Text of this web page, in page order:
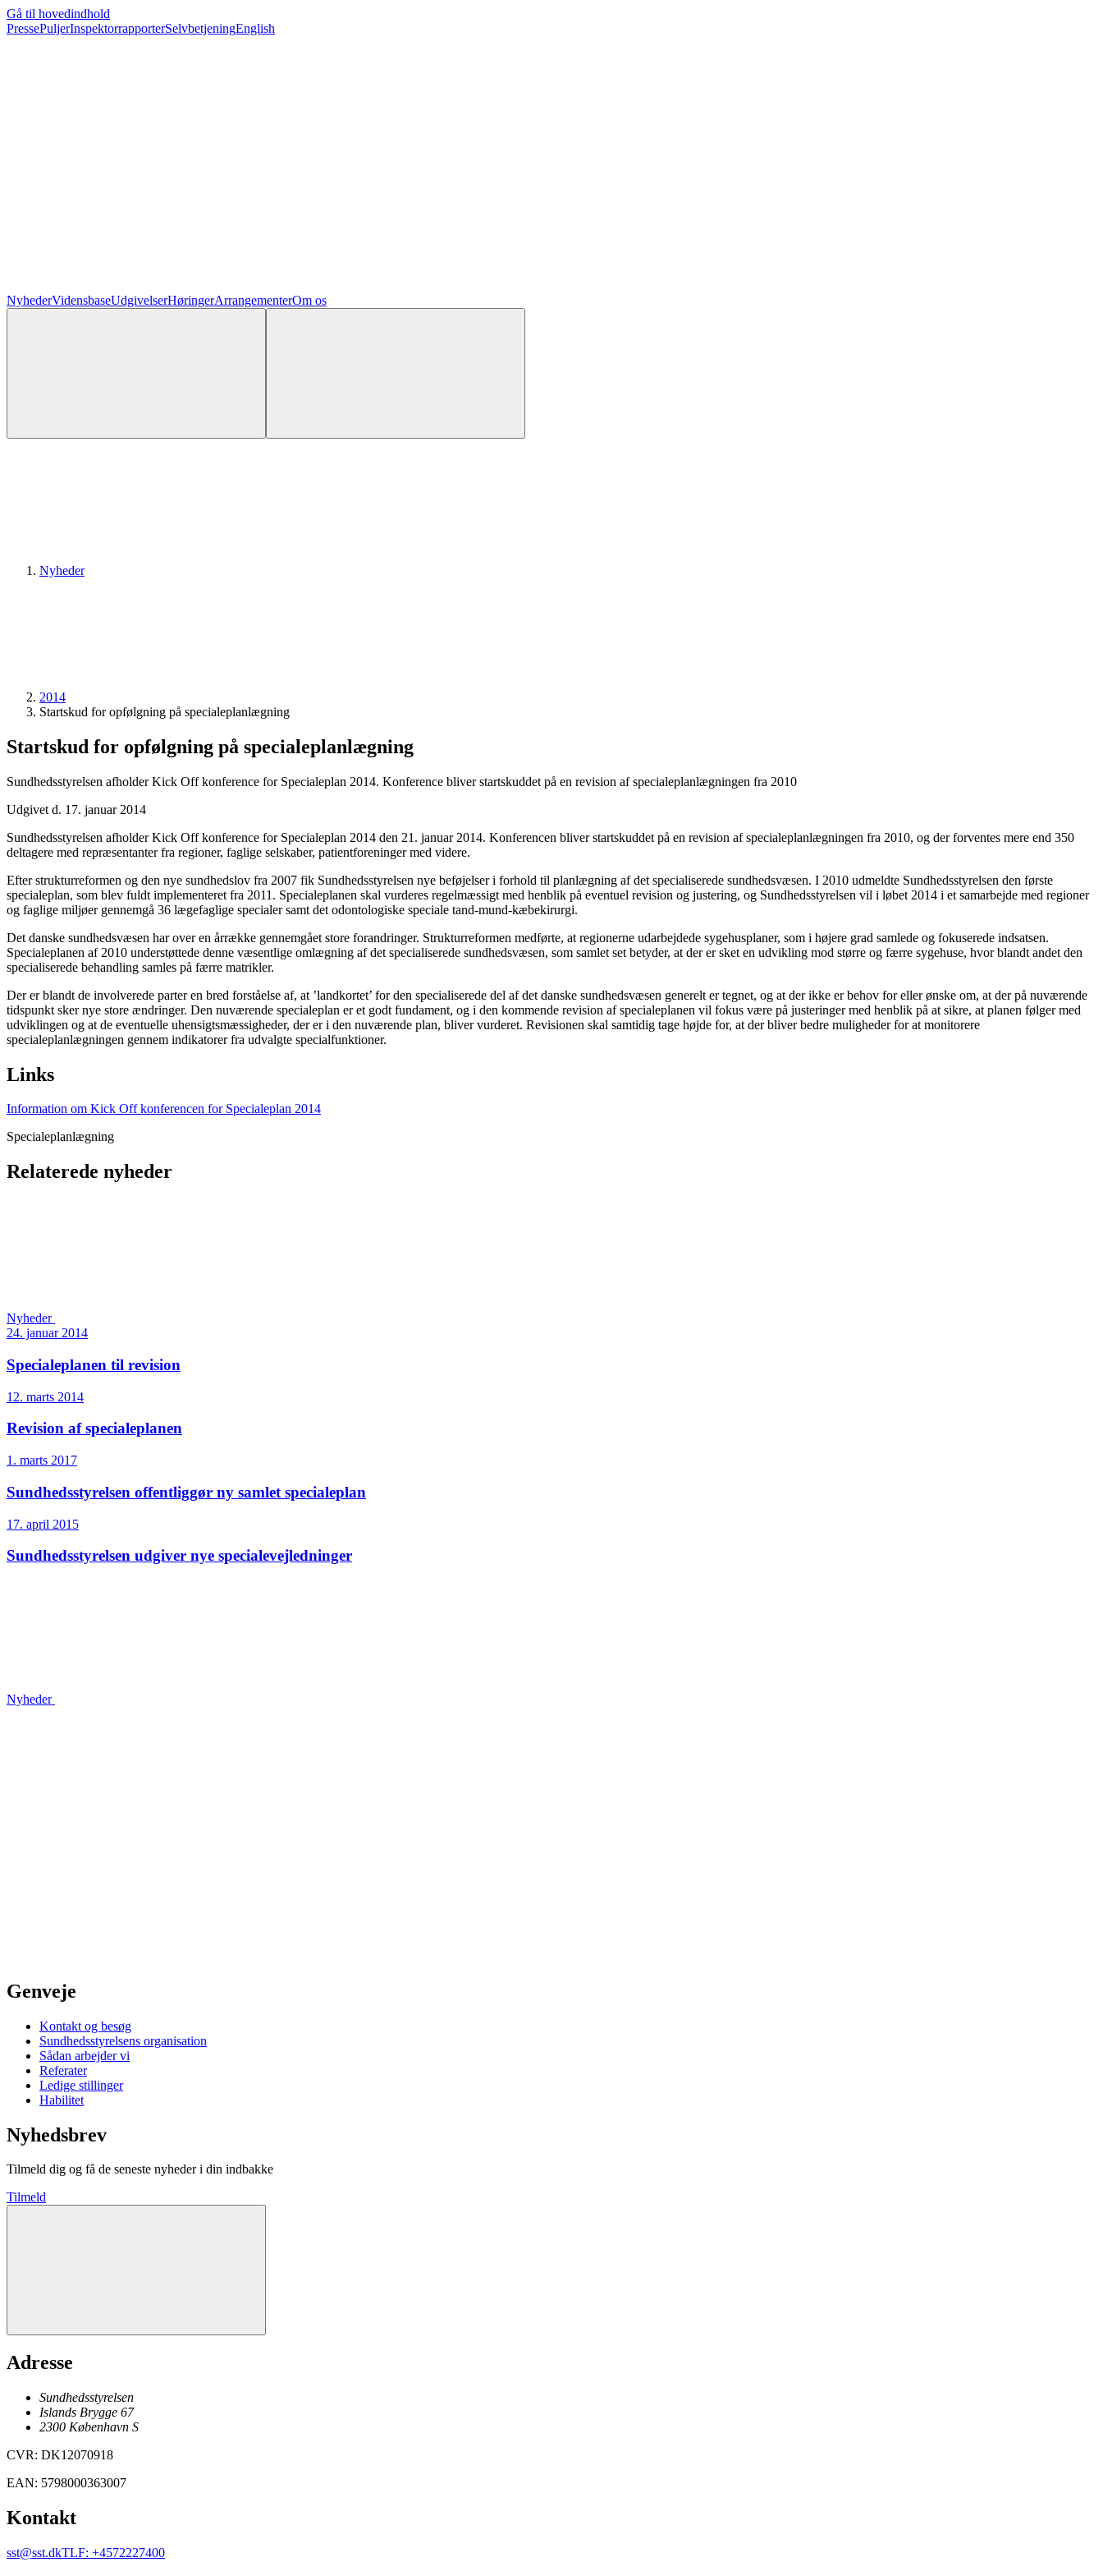
Gå til hovedindhold
PressePuljerInspektorrapporterSelvbetjeningEnglish
NyhederVidensbaseUdgivelserHøringerArrangementerOm os
Nyheder
2014
Startskud for opfølgning på specialeplanlægning
Startskud for opfølgning på specialeplanlægning
Sundhedsstyrelsen afholder Kick Off konference for Specialeplan 2014. Konference bliver startskuddet på en revision af specialeplanlægningen fra 2010
Udgivet d. 17. januar 2014
Sundhedsstyrelsen afholder Kick Off konference for Specialeplan 2014 den 21. januar 2014. Konferencen bliver startskuddet på en revision af specialeplanlægningen fra 2010, og der forventes mere end 350
deltagere med repræsentanter fra regioner, faglige selskaber, patientforeninger med videre.
Efter strukturreformen og den nye sundhedslov fra 2007 fik Sundhedsstyrelsen nye beføjelser i forhold til planlægning af det specialiserede sundhedsvæsen. I 2010 udmeldte Sundhedsstyrelsen den første
specialeplan, som blev fuldt implementeret fra 2011. Specialeplanen skal vurderes regelmæssigt med henblik på eventuel revision og justering, og Sundhedsstyrelsen vil i løbet 2014 i et samarbejde med regioner
og faglige miljøer gennemgå 36 lægefaglige specialer samt det odontologiske speciale tand-mund-kæbekirurgi.
Det danske sundhedsvæsen har over en årrække gennemgået store forandringer. Strukturreformen medførte, at regionerne udarbejdede sygehusplaner, som i højere grad samlede og fokuserede indsatsen.
Specialeplanen af 2010 understøttede denne væsentlige omlægning af det specialiserede sundhedsvæsen, som samlet set betyder, at der er sket en udvikling mod større og færre sygehuse, hvor blandt andet den
specialiserede behandling samles på færre matrikler.
Der er blandt de involverede parter en bred forståelse af, at ’landkortet’ for den specialiserede del af det danske sundhedsvæsen generelt er tegnet, og at der ikke er behov for eller ønske om, at der på nuværende
tidspunkt sker nye store ændringer. Den nuværende specialeplan er et godt fundament, og i den kommende revision af specialeplanen vil fokus være på justeringer med henblik på at sikre, at planen følger med
udviklingen og at de eventuelle uhensigtsmæssigheder, der er i den nuværende plan, bliver vurderet. Revisionen skal samtidig tage højde for, at der bliver bedre muligheder for at monitorere
specialeplanlægningen gennem indikatorer fra udvalgte specialfunktioner.
Links
Information om Kick Off konferencen for Specialeplan 2014
Specialeplanlægning
Relaterede nyheder
Nyheder
24. januar 2014
Specialeplanen til revision
12. marts 2014
Revision af specialeplanen
1. marts 2017
Sundheds­styrelsen offentliggør ny samlet specialeplan
17. april 2015
Sundheds­styrelsen udgiver nye specialevejledninger
Nyheder
Genveje
Kontakt og besøg
Sundhedsstyrelsens organisation
Sådan arbejder vi
Referater
Ledige stillinger
Habilitet
Nyhedsbrev
Tilmeld dig og få de seneste nyheder i din indbakke
Tilmeld
Adresse
Sundhedsstyrelsen
Islands Brygge 67
2300 København S
CVR: DK12070918
EAN: 5798000363007
Kontakt
sst@sst.dkTLF: +4572227400